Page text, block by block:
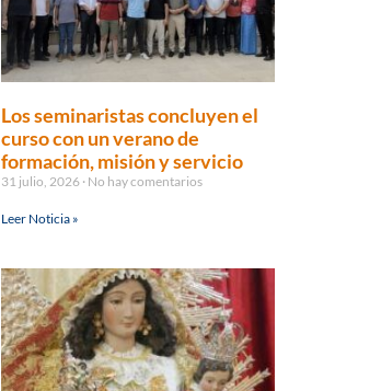
Los seminaristas concluyen el
curso con un verano de
formación, misión y servicio
31 julio, 2026 No hay comentarios
Leer Noticia »